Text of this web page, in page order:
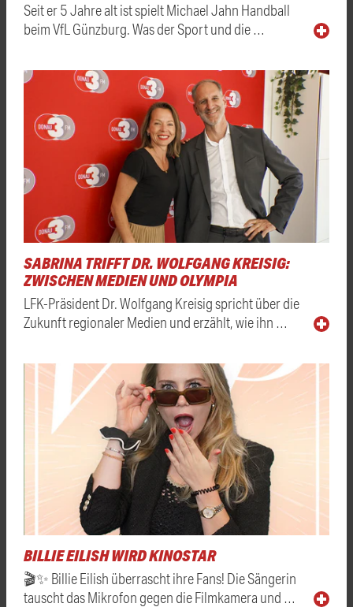
Seit er 5 Jahre alt ist spielt Michael Jahn Handball
beim VfL Günzburg. Was der Sport und die …
SABRINA TRIFFT DR. WOLFGANG KREISIG:
ZWISCHEN MEDIEN UND OLYMPIA
LFK-Präsident Dr. Wolfgang Kreisig spricht über die
Zukunft regionaler Medien und erzählt, wie ihn …
BILLIE EILISH WIRD KINOSTAR
🎬✨ Billie Eilish überrascht ihre Fans! Die Sängerin
tauscht das Mikrofon gegen die Filmkamera und …